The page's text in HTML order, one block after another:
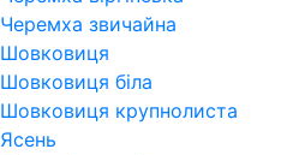
Черемха звичайна
Шовковиця
Шовковиця біла
Шовковиця крупнолиста
Ясень